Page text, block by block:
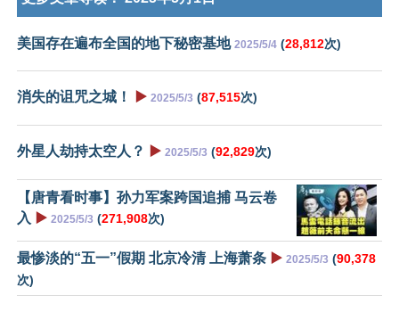
美国存在遍布全国的地下秘密基地 2025/5/4 (28,812次)
消失的诅咒之城！ ▶️ 2025/5/3 (87,515次)
外星人劫持太空人？ ▶️ 2025/5/3 (92,829次)
【唐青看时事】孙力军案跨国追捕 马云卷
入 ▶️ 2025/5/3 (271,908次)
最惨淡的“五一”假期 北京冷清 上海萧条 ▶️ 2025/5/3 (90,378
次)